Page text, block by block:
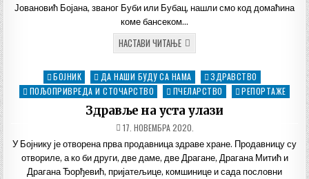
Јовановић Бојана, званог Буби или Бубац, нашли смо код домаћина
коме бансеком…
НАСТАВИ ЧИТАЊЕСЕЧА
ОГРЕВНОГ
У
БОЈНИКУ
Posted
in
БОЈНИК ДА НАШИ БУДУ СА НАМА
ЗДРАВСТВО
ПОЉОПРИВРЕДА И СТОЧАРСТВО
ПЧЕЛАРСТВО РЕПОРТАЖЕ
Здравље на уста улази
ДАТУМ
ОБЈАВЉИВАЊА:
17. НОВЕМБРА 2020.
У Бојнику је отворена прва продавница здраве хране. Продавницу су
отвориле, а ко би други, две даме, две Драгане, Драгана Митић и
Драгана Ђорђевић, пријатељице, комшинице и сада пословни